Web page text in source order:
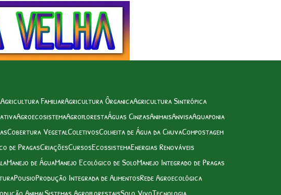
Agricultura FamiliarAgricultura ÔrganicaAgricultura Sintrópica
AgroecosistemaAgroflorestaÁguas CinzasAnimaisAnvisaAquaponia
Cobertura VegetalColetivosColheita de Água da ChuvaCompostagem
de PragasCriaçõesCursosEcossistemaEnergias Renováveis
Manejo de ÁguaManejo Ecológico de SoloManejo Integrado de Pragas
PousioProdução Integrada de AlimentosRede Agroecológica